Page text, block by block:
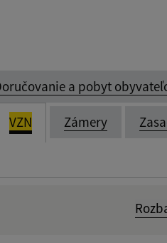
a pobyt
VZN Zámery